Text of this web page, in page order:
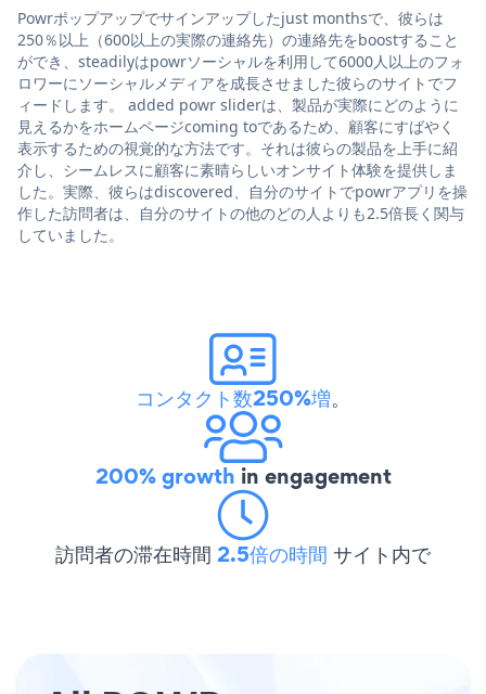
Powrポップアップでサインアップしたjust monthsで、彼らは
250％以上（600以上の実際の連絡先）の連絡先をboostすること
ができ、steadilyはpowrソーシャルを利用して6000人以上のフォ
ロワーにソーシャルメディアを成長させました彼らのサイトでフ
ィードします。 added powr sliderは、製品が実際にどのように
見えるかをホームページcoming toであるため、顧客にすばやく
表示するための視覚的な方法です。それは彼らの製品を上手に紹
介し、シームレスに顧客に素晴らしいオンサイト体験を提供しま
した。実際、彼らはdiscovered、自分のサイトでpowrアプリを操
作した訪問者は、自分のサイトの他のどの人よりも2.5倍長く関与
していました。
コンタクト数250%増。
200% growth in engagement
訪問者の滞在時間 2.5倍の時間 サイト内で